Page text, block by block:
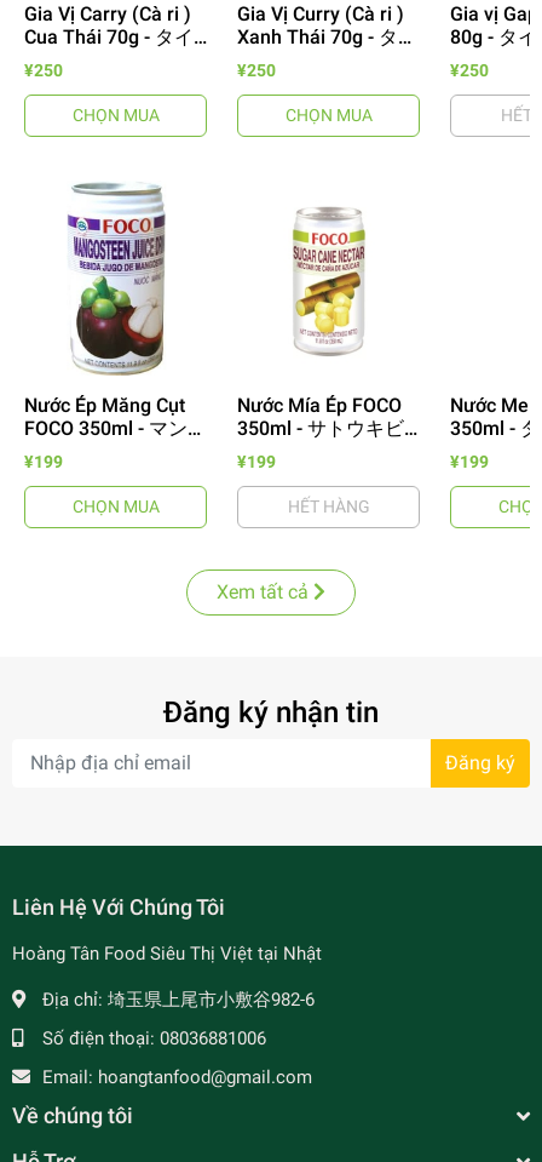
Gia Vị Carry (Cà ri )
Cua Thái 70g - タイ
からやって来た!タイ
カニカレーの素 70g
¥250
CHỌN MUA
Gia Vị Curry (Cà ri )
Xanh Thái 70g - タイ
からやって来た!グリ
ーンカレーキット
70g
¥250
CHỌN MUA
Gia vị
80g - タ
て来た!ガ
素 80g
¥250
HẾT
Nước Ép Măng Cụt
FOCO 350ml - マンゴ
スチンジュース缶
350ml
¥199
CHỌN MUA
Nước Mía Ép FOCO
350ml - サトウキビ
ジュース缶 350ml
¥199
HẾT HÀNG
Nước Me
350ml -
ジュース
¥199
Xem tất cả
Đăng ký nhận tin
Đăng ký
Liên Hệ Với Chúng Tôi
Hoàng Tân Food Siêu Thị Việt tại Nhật
Địa chỉ: 埼玉県上尾市小敷谷982-6
Số điện thoại: 08036881006
Email: hoangtanfood@gmail.com
Về chúng tôi